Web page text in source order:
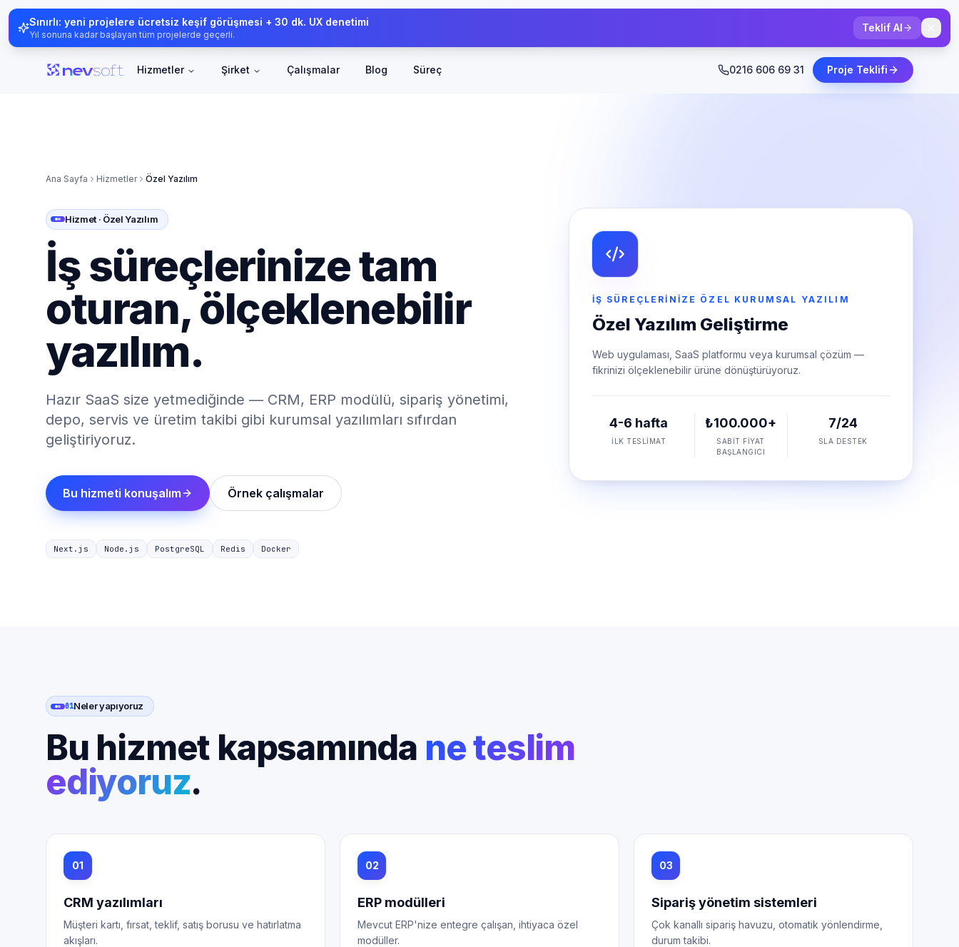
Sınırlı: yeni projelere ücretsiz keşif görüşmesi + 30 dk. UX denetimi
Yıl sonuna kadar başlayan tüm projelerde geçerli.
Teklif Al
Hizmetler Şirket Çalışmalar Blog Süreç 0216 606 69 31 Proje Teklifi
Ana Sayfa Hizmetler Özel Yazılım
Hizmet · Özel Yazılım
İş süreçlerinize tam
oturan, ölçeklenebilir
yazılım.
Hazır SaaS size yetmediğinde — CRM, ERP modülü, sipariş yönetimi,
depo, servis ve üretim takibi gibi kurumsal yazılımları sıfırdan
geliştiriyoruz.
Bu hizmeti konuşalım Örnek çalışmalar
Next.js Node.js PostgreSQL Redis Docker
İŞ SÜREÇLERINIZE ÖZEL KURUMSAL YAZILIM
Özel Yazılım Geliştirme
Web uygulaması, SaaS platformu veya kurumsal çözüm —
fikrinizi ölçeklenebilir ürüne dönüştürüyoruz.
4-6 hafta
İLK TESLIMAT
₺100.000+
SABIT FIYAT
BAŞLANGICI
7/24
SLA DESTEK
01Neler yapıyoruz
Bu hizmet kapsamında ne teslim
ediyoruz.
01
CRM yazılımları
Müşteri kartı, fırsat, teklif, satış borusu ve hatırlatma
akışları.
02
ERP modülleri
Mevcut ERP'nize entegre çalışan, ihtiyaca özel
modüller.
03
Sipariş yönetim sistemleri
Çok kanallı sipariş havuzu, otomatik yönlendirme,
durum takibi.